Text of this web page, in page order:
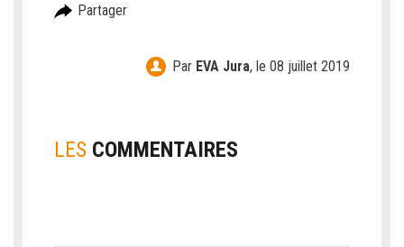
Partager
Par EVA Jura, le 08 juillet 2019
LES COMMENTAIRES